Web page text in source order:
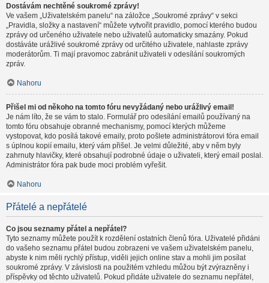
Dostávám nechtěné soukromé zprávy!
Ve vašem „Uživatelském panelu“ na záložce „Soukromé zprávy“ v sekci
„Pravidla, složky a nastavení“ můžete vytvořit pravidlo, pomocí kterého budou
zprávy od určeného uživatele nebo uživatelů automaticky smazány. Pokud
dostáváte urážlivé soukromé zprávy od určitého uživatele, nahlaste zprávy
moderátorům. Ti mají pravomoc zabránit uživateli v odesílání soukromých
zpráv.
Nahoru
Přišel mi od někoho na tomto fóru nevyžádaný nebo urážlivý email!
Je nám líto, že se vám to stalo. Formulář pro odesílání emailů používaný na
tomto fóru obsahuje obranné mechanismy, pomocí kterých můžeme
vystopovat, kdo posílá takové emaily, proto pošlete administrátorovi fóra email
s úplnou kopií emailu, který vám přišel. Je velmi důležité, aby v něm byly
zahrnuty hlavičky, které obsahují podrobné údaje o uživateli, který email poslal.
Administrátor fóra pak bude moci problém vyřešit.
Nahoru
Přátelé a nepřátelé
Co jsou seznamy přátel a nepřátel?
Tyto seznamy můžete použít k rozdělení ostatních členů fóra. Uživatelé přidáni
do vašeho seznamu přátel budou zobrazeni ve vašem uživatelském panelu,
abyste k nim měli rychlý přístup, viděli jejich online stav a mohli jim posílat
soukromé zprávy. V závislosti na použitém vzhledu můžou být zvýrazněny i
příspěvky od těchto uživatelů. Pokud přidáte uživatele do seznamu nepřátel,